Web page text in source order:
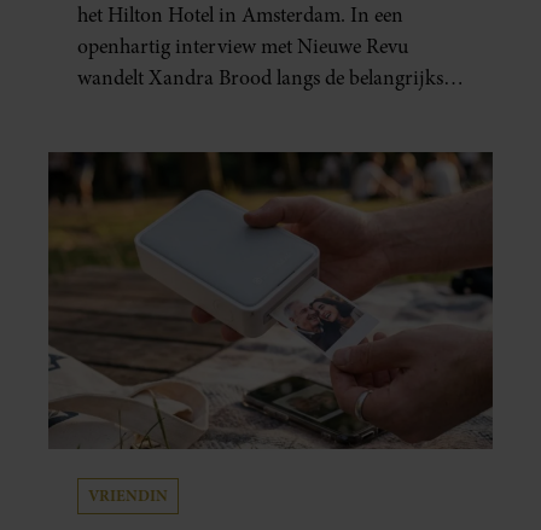
het Hilton Hotel in Amsterdam. In een
openhartig interview met Nieuwe Revu
wandelt Xandra Brood langs de belangrijkste
Leidsedwarsstraat roept een stortvloed aan
herinneringen op. Daar begon hun leven
samen en werd dochter Lola geboren.
VRIENDIN